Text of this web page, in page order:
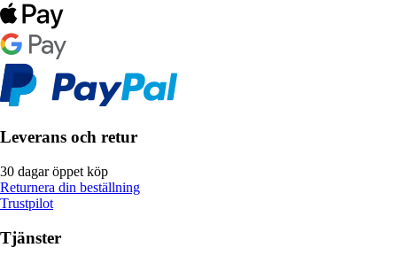
Leverans och retur
30 dagar öppet köp
Returnera din beställning
Trustpilot
Tjänster